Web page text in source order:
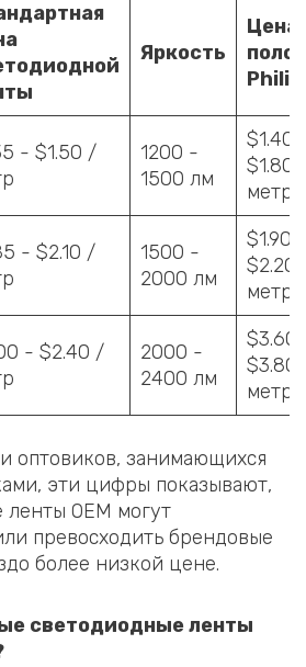
Яркость
Цена
- $1.50 /
1200 -
1500 лм
$1.40
$1.80
метр
- $2.10 /
1500 -
2000 лм
$1.90 -
$2.20
метр
- $2.40 /
2000 -
2400 лм
$3.60
$3.80
метр
оптовиков, занимающихся
эти цифры показывают,
OEM могут
превосходить брендовые
более низкой цене.
светодиодные ленты